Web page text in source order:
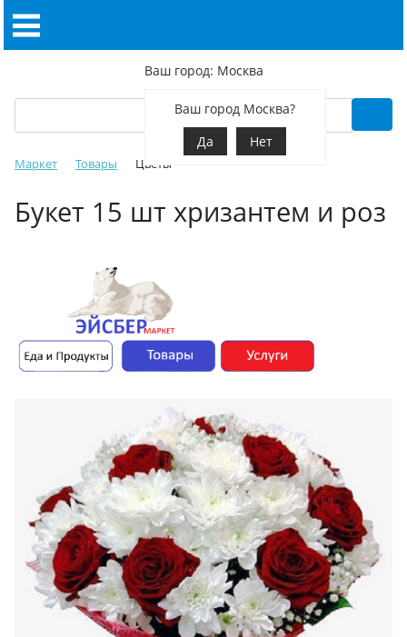
Ваш город: Москва
Ваш город Москва?
Да
Нет
Маркет Товары Цветы
Букет 15 шт хризантем и роз